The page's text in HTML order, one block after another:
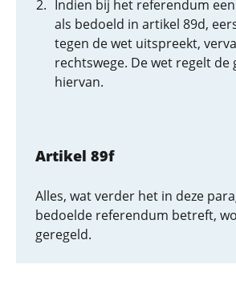
Indien bij het referendum
als bedoeld in artikel 89d,
tegen de wet uitspreekt,
rechtswege. De wet regelt de
hiervan.
Artikel 89f
Alles, wat verder het in deze
bedoelde referendum betreft,
geregeld.